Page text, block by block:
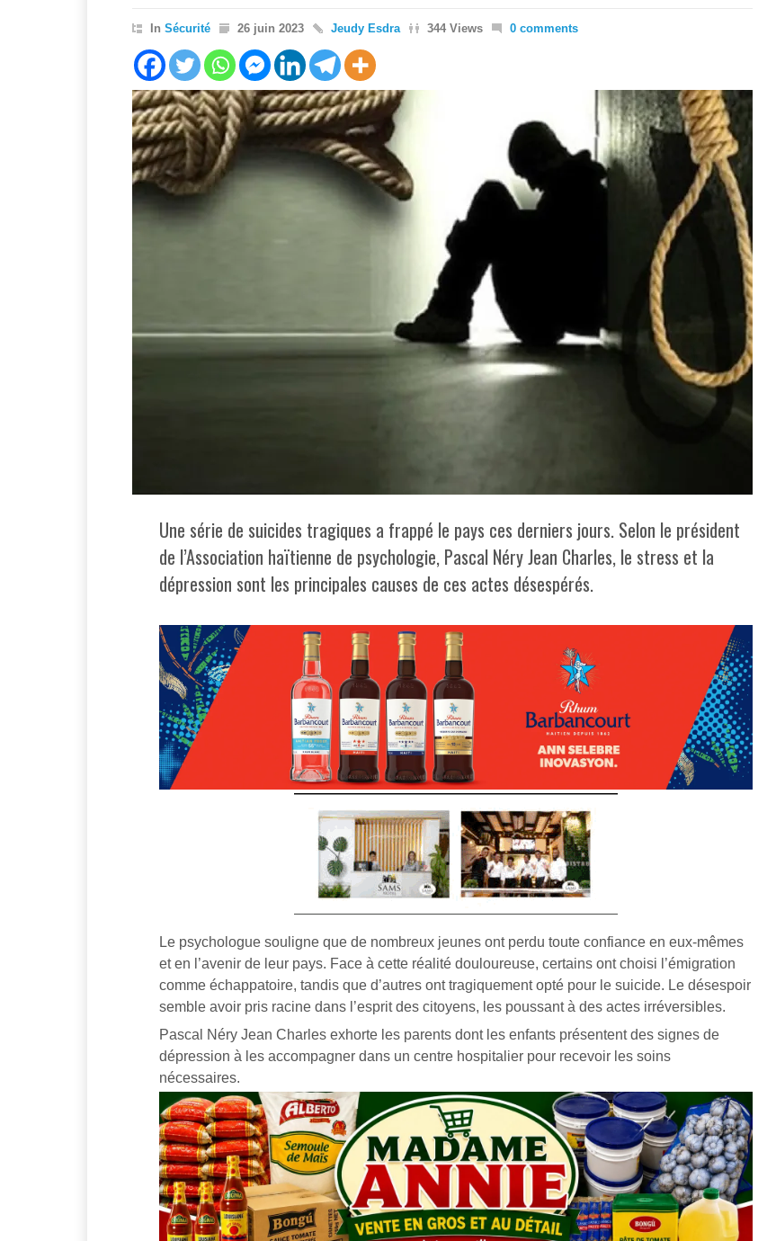
In Sécurité 26 juin 2023 Jeudy Esdra 344 Views 0 comments
Une série de suicides tragiques a frappé le pays ces derniers jours. Selon le président
de l’Association haïtienne de psychologie, Pascal Néry Jean Charles, le stress et la
dépression sont les principales causes de ces actes désespérés.
Le psychologue souligne que de nombreux jeunes ont perdu toute confiance en eux-mêmes
et en l’avenir de leur pays. Face à cette réalité douloureuse, certains ont choisi l’émigration
comme échappatoire, tandis que d’autres ont tragiquement opté pour le suicide. Le désespoir
semble avoir pris racine dans l’esprit des citoyens, les poussant à des actes irréversibles.
Pascal Néry Jean Charles exhorte les parents dont les enfants présentent des signes de
dépression à les accompagner dans un centre hospitalier pour recevoir les soins
nécessaires.